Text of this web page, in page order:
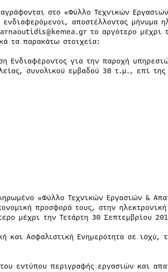
στο «Φύλλο Τεχνικών
αποστέλλοντας μήνυμα
το αργότερο μέχρι
τα παρακάτω στοιχεία:
Ενδιαφέροντος για την παροχή
συνολικού εμβαδού 38 τ.μ., επί
«Φύλλο Τεχνικών Εργασιών &
προσφορά τους, στην ηλεκτρονική
μέχρι την Τετάρτη 30 Σεπτεμβρίου
και Ασφαλιστική Ενημερότητα σε ισχύ,
εντύπου περιγραφής εργασιών και